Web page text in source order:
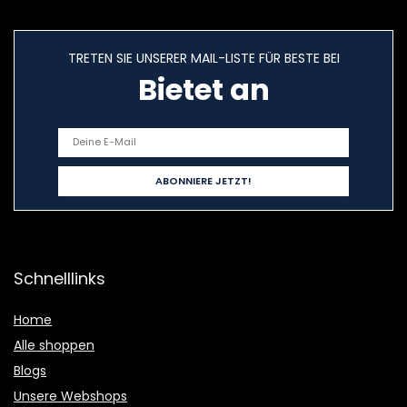
TRETEN SIE UNSERER MAIL-LISTE FÜR BESTE BEI
Bietet an
Schnelllinks
Home
Alle shoppen
Blogs
Unsere Webshops